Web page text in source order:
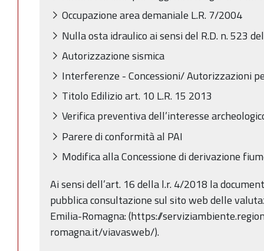
Occupazione area demaniale L.R. 7/2004
Nulla osta idraulico ai sensi del R.D. n. 523
Autorizzazione sismica
Interferenze - Concessioni/ Autorizzazioni
Titolo Edilizio art. 10 L.R. 15 2013
Verifica preventiva dell’interesse
Parere di conformità al PAI
Modifica alla Concessione di derivazione
Ai sensi dell’art. 16 della l.r. 4/2018 la
pubblica consultazione sul sito web delle
Emilia-Romagna: (https://
romagna.it/viavasweb/).